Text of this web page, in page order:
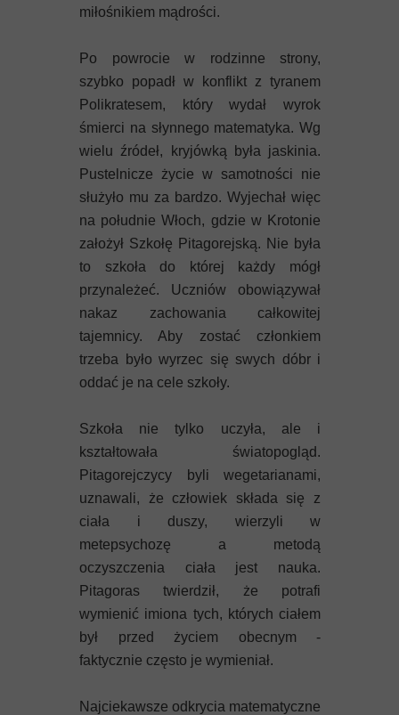
miłośnikiem mądrości.
Po powrocie w rodzinne strony,
szybko popadł w konflikt z tyranem
Polikratesem, który wydał wyrok
śmierci na słynnego matematyka. Wg
wielu źródeł, kryjówką była jaskinia.
Pustelnicze życie w samotności nie
służyło mu za bardzo. Wyjechał więc
na południe Włoch, gdzie w Krotonie
założył Szkołę Pitagorejską. Nie była
to szkoła do której każdy mógł
przynależeć. Uczniów obowiązywał
nakaz zachowania całkowitej
tajemnicy. Aby zostać członkiem
trzeba było wyrzec się swych dóbr i
oddać je na cele szkoły.
Szkoła nie tylko uczyła, ale i
kształtowała światopogląd.
Pitagorejczycy byli wegetarianami,
uznawali, że człowiek składa się z
ciała i duszy, wierzyli w
metepsychozę a metodą
oczyszczenia ciała jest nauka.
Pitagoras twierdził, że potrafi
wymienić imiona tych, których ciałem
był przed życiem obecnym -
faktycznie często je wymieniał.
Najciekawsze odkrycia matematyczne